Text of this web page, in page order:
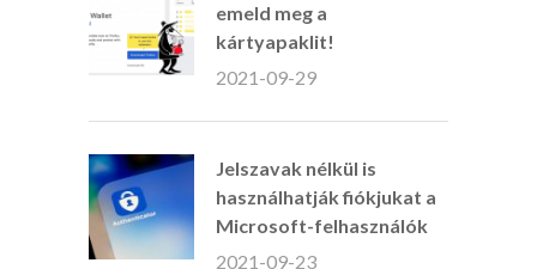
emeld meg a
kártyapaklit!
2021-09-29
Jelszavak nélkül is
használhatják fiókjukat a
Microsoft-felhasználók
2021-09-23